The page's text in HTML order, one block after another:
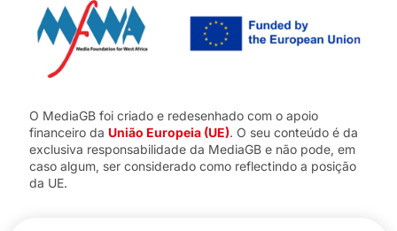
O MediaGB foi criado e redesenhado com o apoio
financeiro da União Europeia (UE). O seu conteúdo é da
exclusiva responsabilidade da MediaGB e não pode, em
caso algum, ser considerado como reflectindo a posição
da UE.